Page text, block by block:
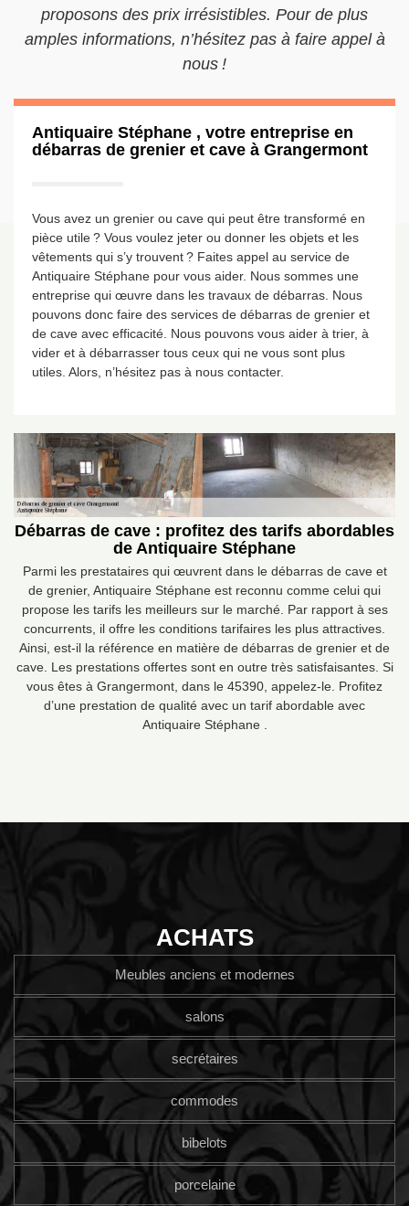
proposons des prix irrésistibles. Pour de plus
amples informations, n’hésitez pas à faire appel à
nous !
Antiquaire Stéphane , votre entreprise en
débarras de grenier et cave à Grangermont
Vous avez un grenier ou cave qui peut être transformé en
pièce utile ? Vous voulez jeter ou donner les objets et les
vêtements qui s’y trouvent ? Faites appel au service de
Antiquaire Stéphane pour vous aider. Nous sommes une
entreprise qui œuvre dans les travaux de débarras. Nous
pouvons donc faire des services de débarras de grenier et
de cave avec efficacité. Nous pouvons vous aider à trier, à
vider et à débarrasser tous ceux qui ne vous sont plus
utiles. Alors, n’hésitez pas à nous contacter.
Débarras de cave : profitez des tarifs abordables
de Antiquaire Stéphane
Parmi les prestataires qui œuvrent dans le débarras de cave et
de grenier, Antiquaire Stéphane est reconnu comme celui qui
propose les tarifs les meilleurs sur le marché. Par rapport à ses
concurrents, il offre les conditions tarifaires les plus attractives.
Ainsi, est-il la référence en matière de débarras de grenier et de
cave. Les prestations offertes sont en outre très satisfaisantes. Si
vous êtes à Grangermont, dans le 45390, appelez-le. Profitez
d’une prestation de qualité avec un tarif abordable avec
Antiquaire Stéphane .
ACHATS
Meubles anciens et modernes
salons
secrétaires
commodes
bibelots
porcelaine